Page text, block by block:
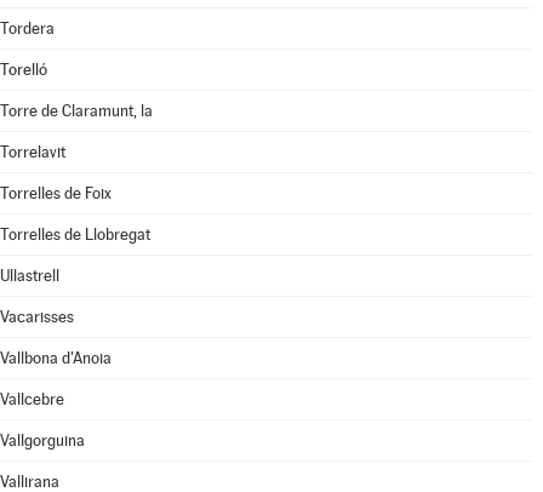
Tordera
Torelló
Torre de Claramunt, la
Torrelavit
Torrelles de Foix
Torrelles de Llobregat
Ullastrell
Vacarisses
Vallbona d'Anoia
Vallcebre
Vallgorguina
Vallirana